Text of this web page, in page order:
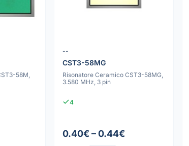
58M,
--
CST3-58MG
Risonatore Ceramico CST3-58MG,
3.580 MHz, 3 pin
4
0.40€ – 0.44€